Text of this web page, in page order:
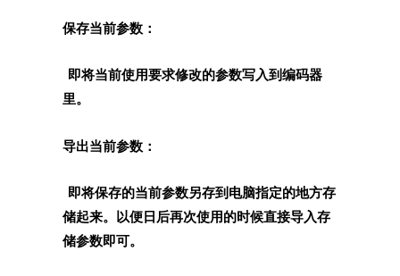
保存当前参数：
即将当前使用要求修改的参数写入到编码器
里。
导出当前参数：
即将保存的当前参数另存到电脑指定的地方存
储起来。以便日后再次使用的时候直接导入存
储参数即可。